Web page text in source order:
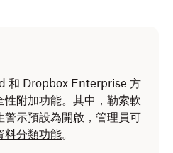
和 Dropbox Enterprise 方
附加功能。其中，勒索軟
警示預設為開啟，管理員可
料分類功能。